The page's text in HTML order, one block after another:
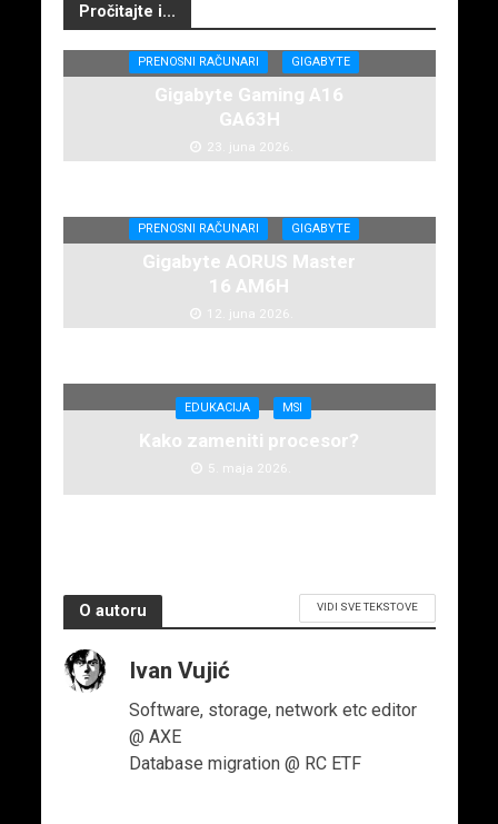
Pročitajte i...
PRENOSNI RAČUNARI GIGABYTE
Gigabyte Gaming A16
GA63H
23. juna 2026.
PRENOSNI RAČUNARI GIGABYTE
Gigabyte AORUS Master
16 AM6H
12. juna 2026.
EDUKACIJA MSI
Kako zameniti procesor?
5. maja 2026.
O autoru VIDI SVE TEKSTOVE
Ivan Vujić
Software, storage, network etc editor
@ AXE
Database migration @ RC ETF